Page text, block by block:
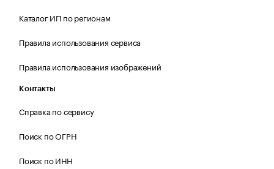
Каталог ИП по регионам
Правила использования сервиса
Правила использования изображений
Контакты
Справка по сервису
Поиск по ОГРН
Поиск по ИНН